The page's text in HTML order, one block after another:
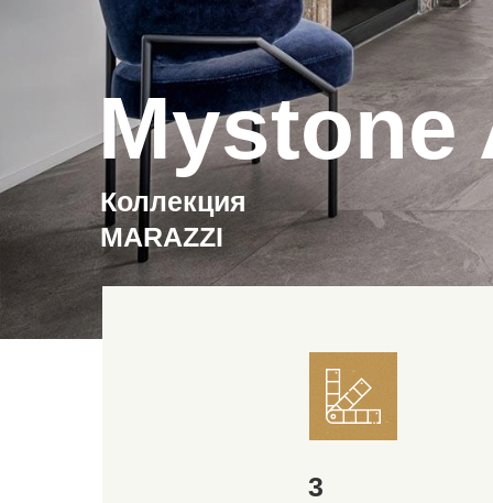
Mystone
Коллекция
MARAZZI
3